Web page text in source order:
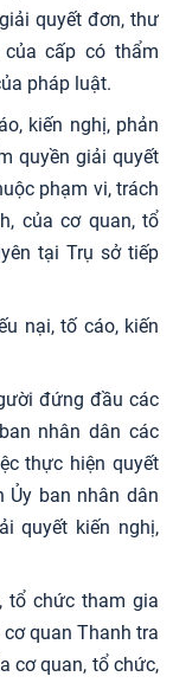
quyết đơn, thư
cấp có thẩm
pháp luật.
kiến nghị, phản
quyền giải quyết
phạm vi, trách
của cơ quan, tổ
tại Trụ sở tiếp
nại, tố cáo, kiến
đứng đầu các
nhân dân các
thực hiện quyết
Ủy ban nhân dân
quyết kiến nghị,
tổ chức tham gia
quan Thanh tra
cơ quan, tổ chức,